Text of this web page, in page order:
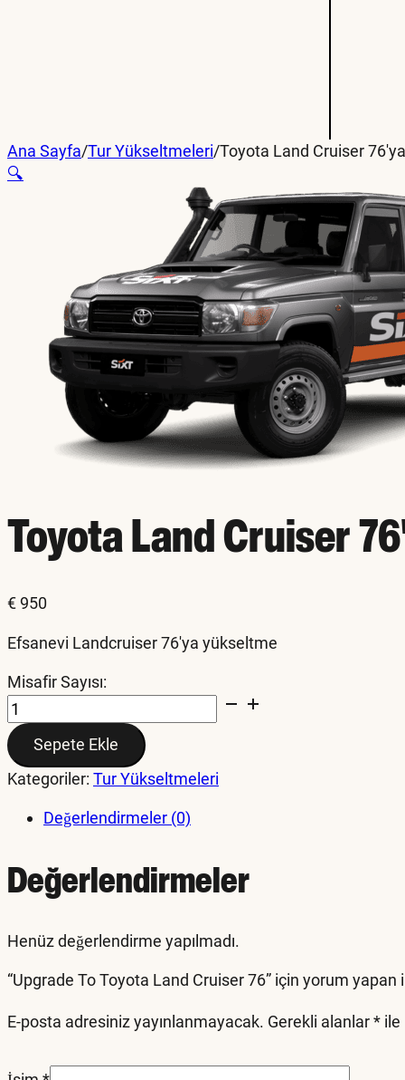
Ana Sayfa/Tur Yükseltmeleri/Toyota Land Cruiser
🔍
Toyota Land Cruiser
€950
Efsanevi Landcruiser 76'ya yükseltme
Misafir Sayısı:
Upgrade
To
Toyota
Land
Cruiser
Sepete Ekle
Kategoriler: Tur Yükseltmeleri
Değerlendirmeler (0)
Değerlendirmeler
Henüz değerlendirme yapılmadı.
“Upgrade To Toyota Land Cruiser 76” için yorum yapan
E-posta adresiniz yayınlanmayacak. Gerekli alanlar* ile